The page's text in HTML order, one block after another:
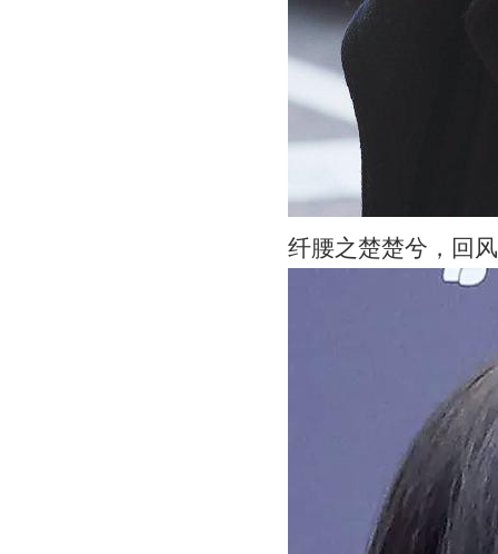
纤腰之楚楚兮，回